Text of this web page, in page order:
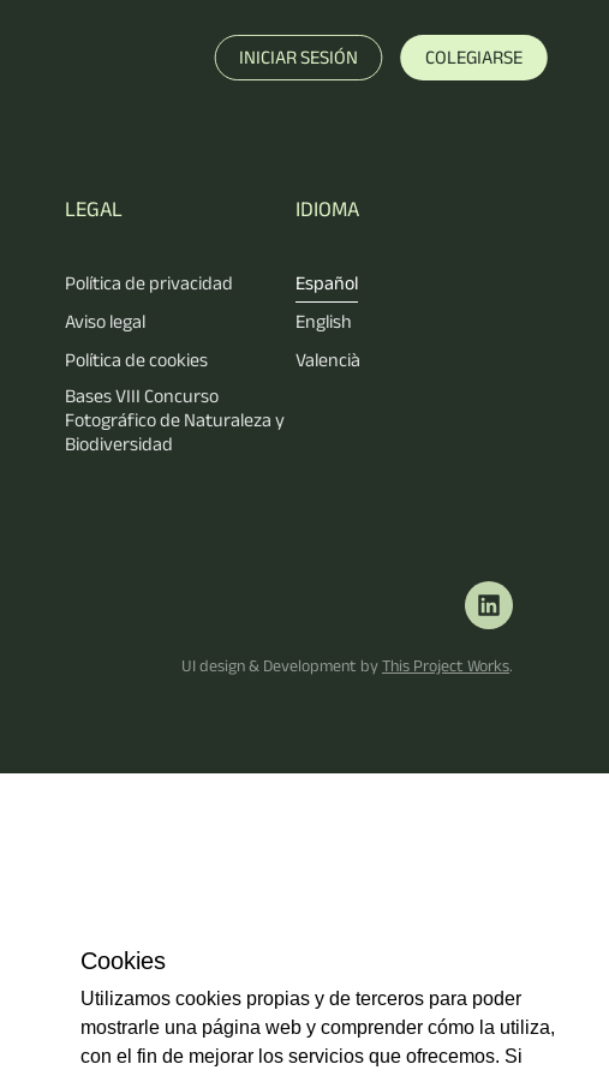
INICIAR SESIÓN COLEGIARSE
LEGAL
Política de privacidad
Aviso legal
Política de cookies
Bases VIII Concurso
Fotográfico de Naturaleza y
Biodiversidad
IDIOMA
Español
English
Valencià
UI design & Development byThis Project Works.
Cookies
Utilizamos cookies propias y de terceros para poder
mostrarle una página web y comprender cómo la utiliza,
con el fin de mejorar los servicios que ofrecemos. Si